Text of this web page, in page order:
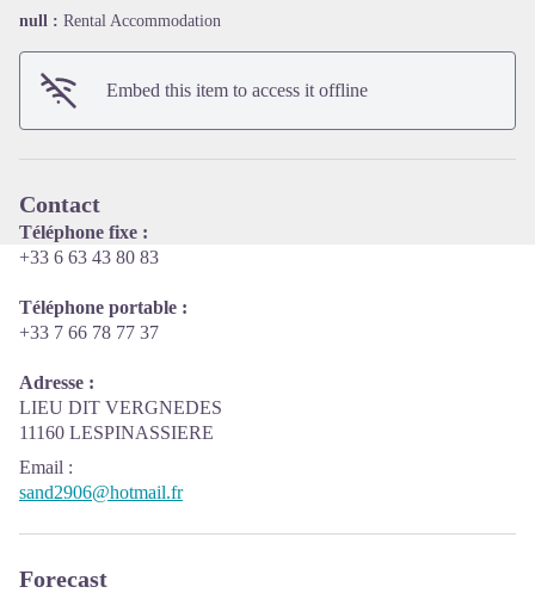
View picture in full screen
null : Rental Accommodation
Embed this item to access it offline
Contact
Téléphone fixe :
+33 6 63 43 80 83
Téléphone portable :
+33 7 66 78 77 37
Adresse :
LIEU DIT VERGNEDES
11160 LESPINASSIERE
Email :
sand2906@hotmail.fr
Forecast